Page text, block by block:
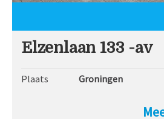
Elzenlaan 133 -av
Plaats Groningen